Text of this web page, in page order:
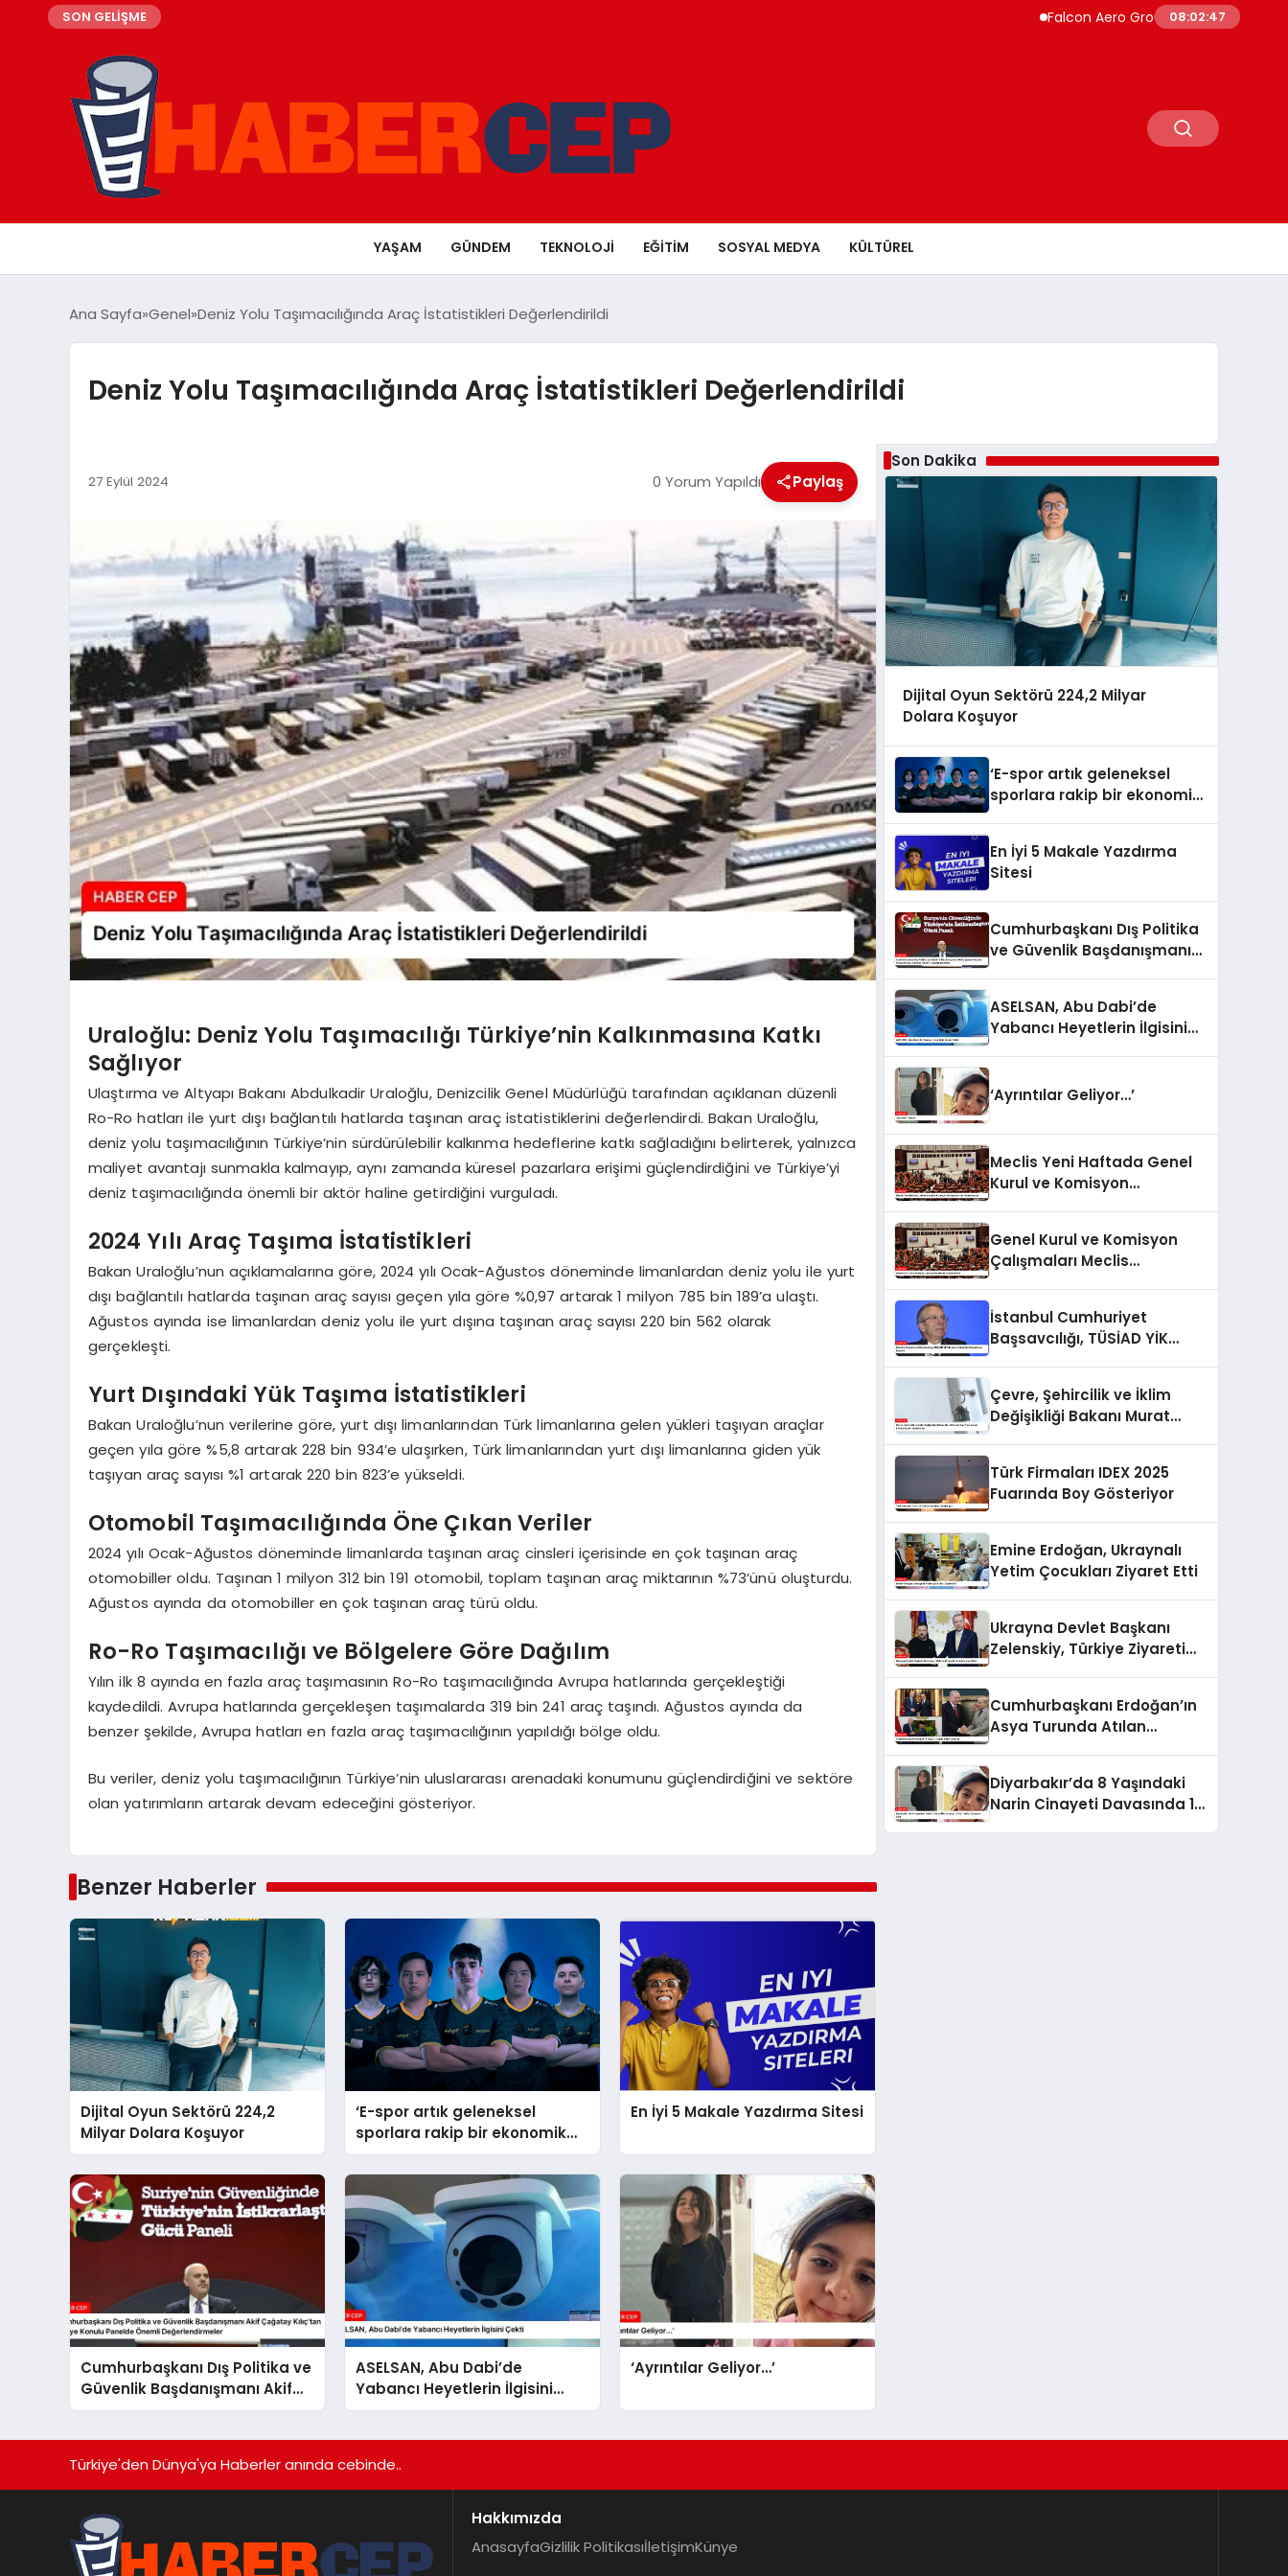
SON GELİŞME Falcon Aero Group, Küresel Havacılık
08:02:48
YAŞAM GÜNDEM TEKNOLOJI EĞITIM SOSYAL MEDYA KÜLTÜREL
Ana Sayfa Genel Deniz Yolu Taşımacılığında Araç İstatistikleri Değerlendirildi
Deniz Yolu Taşımacılığında Araç İstatistikleri Değerlendirildi
27 Eylül 2024 0 Yorum Yapıldı Paylaş
Uraloğlu: Deniz Yolu Taşımacılığı Türkiye’nin Kalkınmasına Katkı
Sağlıyor
Ulaştırma ve Altyapı Bakanı Abdulkadir Uraloğlu, Denizcilik Genel Müdürlüğü tarafından açıklanan düzenli
Ro-Ro hatları ile yurt dışı bağlantılı hatlarda taşınan araç istatistiklerini değerlendirdi. Bakan Uraloğlu,
deniz yolu taşımacılığının Türkiye’nin sürdürülebilir kalkınma hedeflerine katkı sağladığını belirterek, yalnızca
maliyet avantajı sunmakla kalmayıp, aynı zamanda küresel pazarlara erişimi güçlendirdiğini ve Türkiye’yi
deniz taşımacılığında önemli bir aktör haline getirdiğini vurguladı.
2024 Yılı Araç Taşıma İstatistikleri
Bakan Uraloğlu’nun açıklamalarına göre, 2024 yılı Ocak-Ağustos döneminde limanlardan deniz yolu ile yurt
dışı bağlantılı hatlarda taşınan araç sayısı geçen yıla göre %0,97 artarak 1 milyon 785 bin 189’a ulaştı.
Ağustos ayında ise limanlardan deniz yolu ile yurt dışına taşınan araç sayısı 220 bin 562 olarak
gerçekleşti.
Yurt Dışındaki Yük Taşıma İstatistikleri
Bakan Uraloğlu’nun verilerine göre, yurt dışı limanlarından Türk limanlarına gelen yükleri taşıyan araçlar
geçen yıla göre %5,8 artarak 228 bin 934’e ulaşırken, Türk limanlarından yurt dışı limanlarına giden yük
taşıyan araç sayısı %1 artarak 220 bin 823’e yükseldi.
Otomobil Taşımacılığında Öne Çıkan Veriler
2024 yılı Ocak-Ağustos döneminde limanlarda taşınan araç cinsleri içerisinde en çok taşınan araç
otomobiller oldu. Taşınan 1 milyon 312 bin 191 otomobil, toplam taşınan araç miktarının %73’ünü oluşturdu.
Ağustos ayında da otomobiller en çok taşınan araç türü oldu.
Ro-Ro Taşımacılığı ve Bölgelere Göre Dağılım
Yılın ilk 8 ayında en fazla araç taşımasının Ro-Ro taşımacılığında Avrupa hatlarında gerçekleştiği
kaydedildi. Avrupa hatlarında gerçekleşen taşımalarda 319 bin 241 araç taşındı. Ağustos ayında da
benzer şekilde, Avrupa hatları en fazla araç taşımacılığının yapıldığı bölge oldu.
Bu veriler, deniz yolu taşımacılığının Türkiye’nin uluslararası arenadaki konumunu güçlendirdiğini ve sektöre
olan yatırımların artarak devam edeceğini gösteriyor.
Benzer Haberler
Dijital Oyun Sektörü 224,2
Milyar Dolara Koşuyor
‘E-spor artık geleneksel
sporlara rakip bir ekonomik
büyüklüğe sahip’
En İyi 5 Makale Yazdırma Sitesi
Cumhurbaşkanı Dış Politika ve
Güvenlik Başdanışmanı Akif
Çağatay Kılıç’tan Suriye
ASELSAN, Abu Dabi’de
Yabancı Heyetlerin İlgisini
Çekti
‘Ayrıntılar Geliyor…’
Son Dakika
Dijital Oyun Sektörü 224,2 Milyar
Dolara Koşuyor
‘E-spor artık geleneksel
sporlara rakip bir ekonomik
En İyi 5 Makale Yazdırma
Sitesi
Cumhurbaşkanı Dış Politika
ve Güvenlik Başdanışmanı
Değerlendirmeler
ASELSAN, Abu Dabi’de
Yabancı Heyetlerin İlgisini
‘Ayrıntılar Geliyor…’
Meclis Yeni Haftada Genel
Kurul ve Komisyon
Genel Kurul ve Komisyon
Çalışmaları Meclis
İstanbul Cumhuriyet
Başsavcılığı, TÜSİAD YİK
Çevre, Şehircilik ve İklim
Değişikliği Bakanı Murat
Türk Firmaları IDEX 2025
Fuarında Boy Gösteriyor
Emine Erdoğan, Ukraynalı
Yetim Çocukları Ziyaret Etti
Ukrayna Devlet Başkanı
Zelenskiy, Türkiye Ziyareti
Cumhurbaşkanı Erdoğan’ın
Asya Turunda Atılan
Diyarbakır’da 8 Yaşındaki
Narin Cinayeti Davasında 12
Türkiye'den Dünya'ya Haberler anında cebinde..
Hakkımızda
AnasayfaGizlilik PolitikasıİletişimKünye